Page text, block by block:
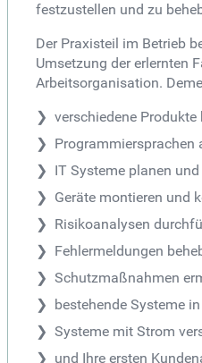
festzustellen und zu
Der Praxisteil im Betrieb
Umsetzung der erlernten
Arbeitsorganisation.
verschiedene Produkte
Programmiersprachen
IT Systeme planen
Geräte montieren und
Risikoanalysen
Fehlermeldungen
Schutzmaßnahmen
bestehende Systeme
Systeme mit Strom
und Ihre ersten